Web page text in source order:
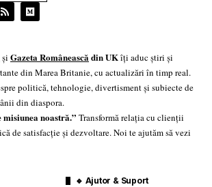
și Gazeta Româneascădin UKîți aduc știri și
din Marea Britanie, cu actualizări în timp real.
politică, tehnologie, divertisment și subiecte de
din diaspora.
misiunea noastră.” Transformă relația cu clienții
de satisfacție și dezvoltare. Noi te ajutăm să vezi
🔹 Ajutor & Suport